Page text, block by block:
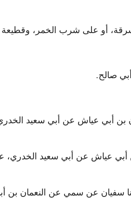
أو على شرب الخمر، وقطيعة
صالح.
بن أبي عياش عن أبي سعيد
عياش عن أبي سعيد الخدري،
سفيان عن سمي عن النعمان